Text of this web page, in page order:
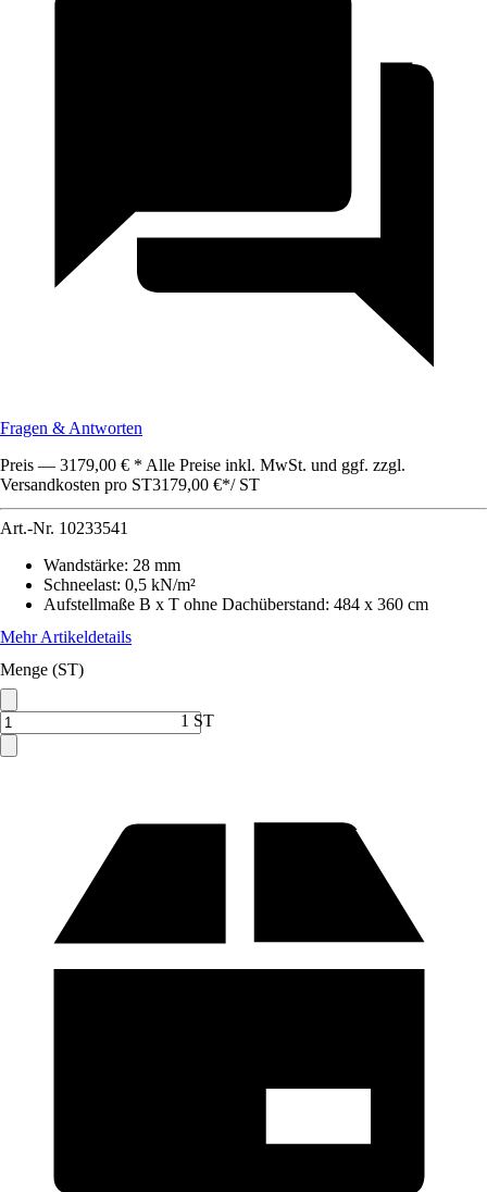
Fragen & Antworten
Preis — 3179,00 € * Alle Preise inkl. MwSt. und ggf. zzgl.
Versandkosten pro ST3179,00 €*/ ST
Art.-Nr. 10233541
Wandstärke: 28 mm
Schneelast: 0,5 kN/m²
Aufstellmaße B x T ohne Dachüberstand: 484 x 360 cm
Mehr Artikeldetails
Menge (ST)
1 ST